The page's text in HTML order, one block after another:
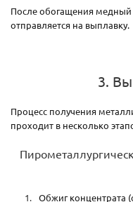
После обогащения медный
отправляется на выплавку.
3.
Процесс получения
проходит в несколько
Обжиг концентрата